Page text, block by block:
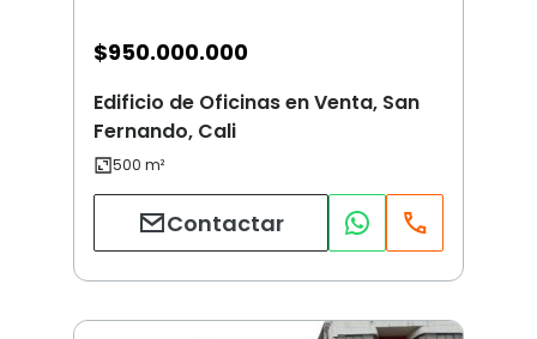
$950.000.000
Edificio de Oficinas en Venta, San
Fernando, Cali
Contactar